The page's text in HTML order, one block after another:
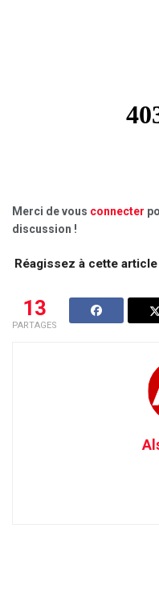
Merci de vous connecter
discussion !
Réagissez à cette
13
PARTAGES